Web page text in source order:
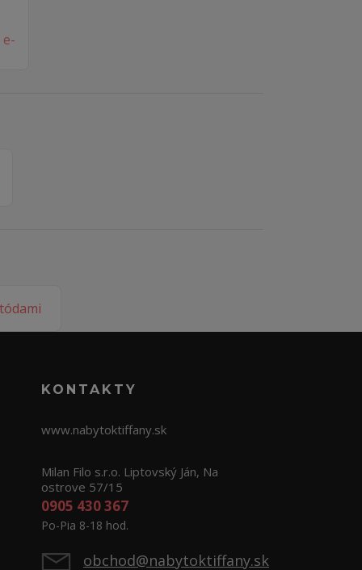
KONTAKTY
www.nabytoktiffany.sk
Milan Filo s.r.o. Liptovský Ján, Na
ostrove 57/15
0905 430 367
Po-Pia 8-18 hod.
obchod@nabytoktiffany.sk